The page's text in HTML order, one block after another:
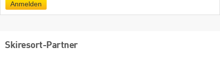
Anmelden
Skiresort-Partner